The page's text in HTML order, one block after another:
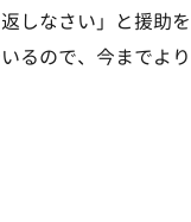
しなさい」と援助
るので、今までよ